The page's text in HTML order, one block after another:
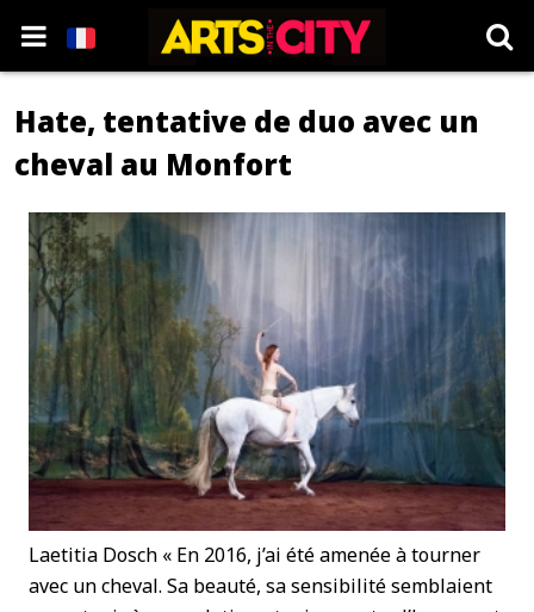
Hate, tentative de duo avec un
cheval au Monfort
Laetitia Dosch « En 2016, j’ai été amenée à tourner
avec un cheval. Sa beauté, sa sensibilité semblaient